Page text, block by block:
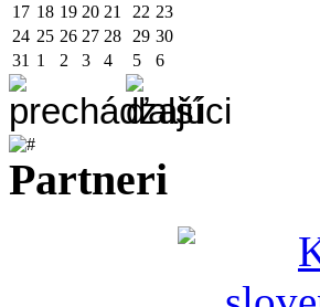
17 18 19 20 21 22 23
24 25 26 27 28 29 30
31 1 2 3 4 5 6
Partneri